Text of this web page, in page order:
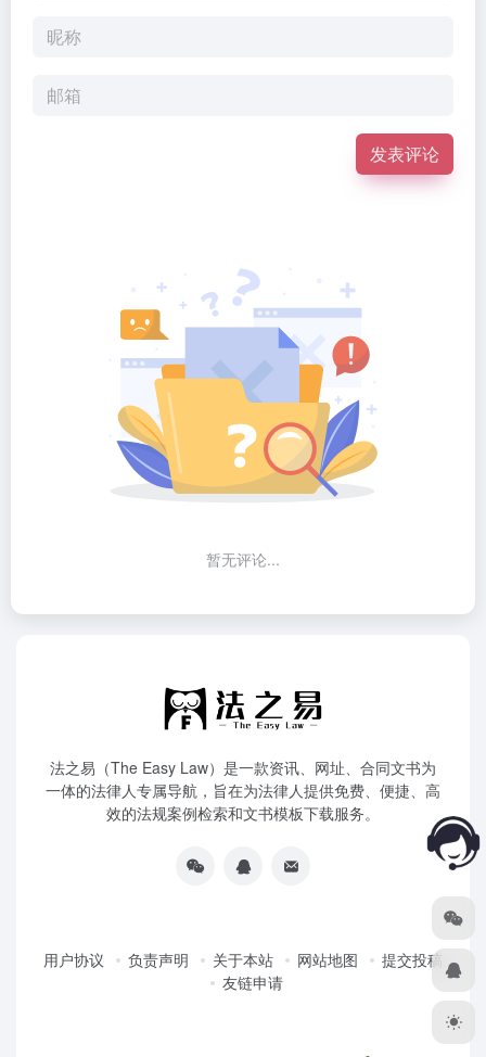
发表评论
暂无评论...
法之易（The Easy Law）是一款资讯、网址、合同文书为
一体的法律人专属导航，旨在为法律人提供免费、便捷、高
效的法规案例检索和文书模板下载服务。
用户协议 负责声明 关于本站 网站地图
提交投稿
友链申请